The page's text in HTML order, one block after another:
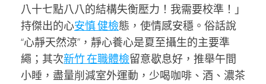
八十七點八八的結構失衡壓力！我需要校準！」
持傑出的心安慎 健檢態，使情感安穩。俗話說
“心靜天然涼”，靜心養心是夏至攝生的主要準
繩；其次新竹 在職體檢留意歇息好，推舉午間
小睡，盡量削減室外運動，少喝咖啡、酒、濃茶